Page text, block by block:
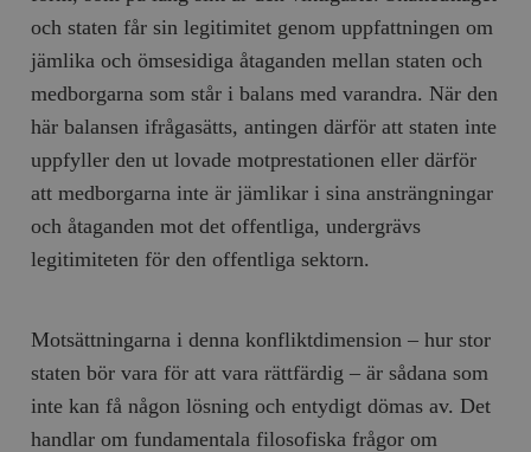
och staten får sin legitimitet genom uppfattningen om
jämlika och ömsesidiga åtaganden mellan staten och
medborgarna som står i balans med varandra. När den
här balansen ifrågasätts, antingen därför att staten inte
uppfyller den ut lovade motprestationen eller därför
att medborgarna inte är jämlikar i sina ansträngningar
och åtaganden mot det offentliga, undergrävs
legitimiteten för den offentliga sektorn.
Motsättningarna i denna konfliktdimension – hur stor
staten bör vara för att vara rättfärdig – är sådana som
inte kan få någon lösning och entydigt dömas av. Det
handlar om fundamentala filosofiska frågor om